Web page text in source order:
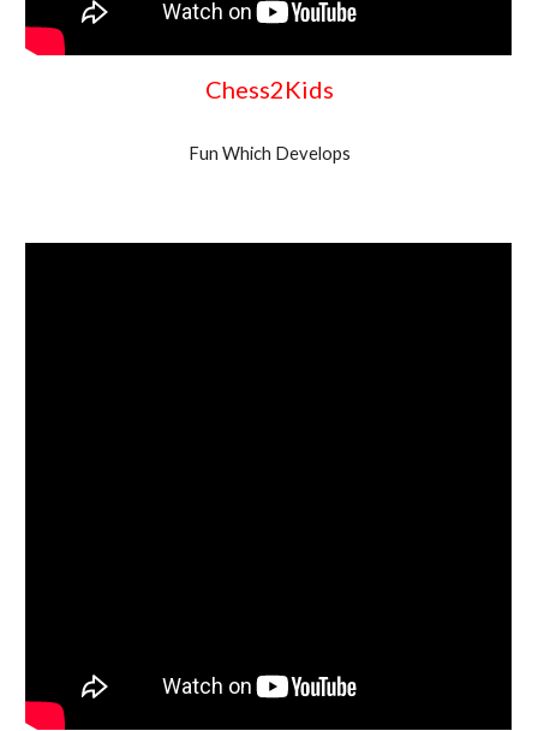
Chess2Kids
Fun Which Develops